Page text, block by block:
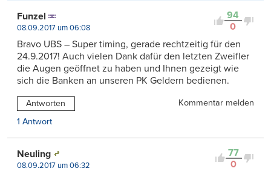
94
0
Funzel
08.09.2017 um 06:08
Bravo UBS – Super timing, gerade rechtzeitig für den
24.9.2017! Auch vielen Dank dafür den letzten Zweifler
die Augen geöffnet zu haben und Ihnen gezeigt wie
sich die Banken an unseren PK Geldern bedienen.
Antworten
Kommentar melden
1 Antwort
77
0
Neuling
08.09.2017 um 06:32